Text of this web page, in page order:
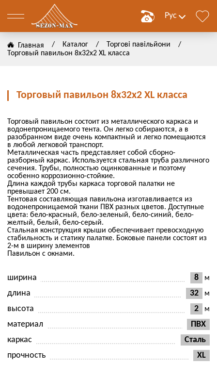
Рус
Главная / Каталог / Торгові павільйони
/
Торговый павильон 8х32х2 ХL класса
Торговый павильон 8х32х2 ХL класса
Торговый павильон состоит из металлического каркаса и
водонепроницаемого тента. Он легко собираются, а в
разобранном виде очень компактный и легко помещаются
в любой легковой транспорт.
Металлическая часть представляет собой сборно-
разборный каркас. Используется стальная труба различного
сечения. Трубы, полностью оцинкованные и поэтому
особенно коррозионно-стойкие.
Длина каждой трубы каркаса торговой палатки не
превышает 200 см.
Тентовая составляющая павильона изготавливается из
водонепроницаемой ткани ПВХ разных цветов. Доступные
цвета: бело-красный, бело-зеленый, бело-синий, бело-
желтый, белый, бело-серый.
Стальная конструкция крыши обеспечивает превосходную
стабильность и статику палатке. Боковые панели состоят из
2-м в ширину элементов
Павильон с окнами.
ширина 8 м
длина 32 м
высота 2 м
материал
ПВХ
каркас
Сталь
прочность
XL